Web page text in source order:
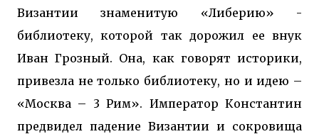
Византии знаменитую «Либерию» -
библиотеку, которой так дорожил ее внук
Иван Грозный. Она, как говорят историки,
привезла не только библиотеку, но и идею –
«Москва – 3 Рим». Император Константин
предвидел падение Византии и сокровища